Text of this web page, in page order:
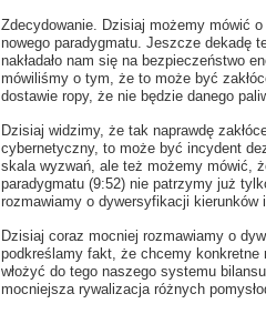
Zdecydowanie. Dzisiaj możemy mówić
nowego paradygmatu. Jeszcze dekadę
nakładało nam się na bezpieczeństwo
mówiliśmy o tym, że to może być
dostawie ropy, że nie będzie danego
Dzisiaj widzimy, że tak naprawdę
cybernetyczny, to może być incydent
skala wyzwań, ale też możemy mówić,
paradygmatu (9:52) nie patrzymy już
rozmawiamy o dywersyfikacji kierunków i
Dzisiaj coraz mocniej rozmawiamy o
podkreślamy fakt, że chcemy konkretne
włożyć do tego naszego systemu
mocniejsza rywalizacja różnych